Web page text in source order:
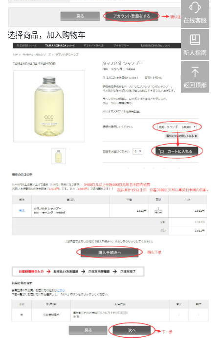
选择商品，加入购物车